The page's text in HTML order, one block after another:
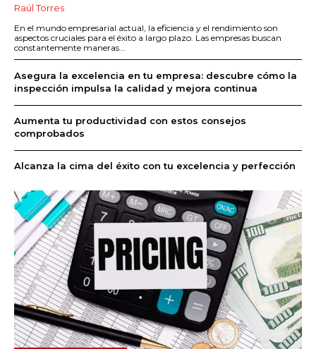
Raúl Torres
En el mundo empresarial actual, la eficiencia y el rendimiento son
aspectos cruciales para el éxito a largo plazo. Las empresas buscan
constantemente maneras...
Asegura la excelencia en tu empresa: descubre cómo la
inspección impulsa la calidad y mejora continua
Aumenta tu productividad con estos consejos
comprobados
Alcanza la cima del éxito con tu excelencia y perfección